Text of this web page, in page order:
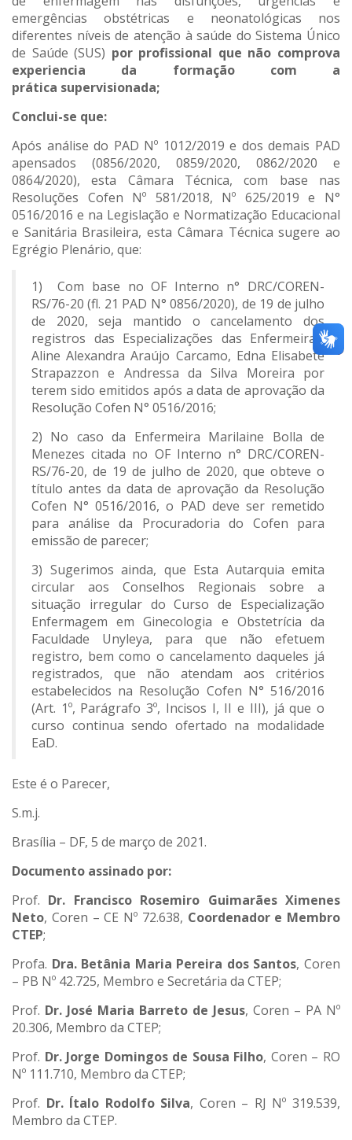
emergências obstétricas e neonatológicas nos
diferentes níveis de atenção à saúde do Sistema Único
de Saúde (SUS) por profissional que não comprova
experiencia da formação com a
prática supervisionada;
Conclui-se que:
Após análise do PAD Nº 1012/2019 e dos demais PAD
apensados (0856/2020, 0859/2020, 0862/2020 e
0864/2020), esta Câmara Técnica, com base nas
Resoluções Cofen Nº 581/2018, Nº 625/2019 e N°
0516/2016 e na Legislação e Normatização Educacional
e Sanitária Brasileira, esta Câmara Técnica sugere ao
Egrégio Plenário, que:
1) Com base no OF Interno n° DRC/COREN-
RS/76-20 (fl. 21 PAD N° 0856/2020), de 19 de julho
de 2020, seja mantido o cancelamento dos
registros das Especializações das Enfermeiras:
Aline Alexandra Araújo Carcamo, Edna Elisabete
Strapazzon e Andressa da Silva Moreira por
terem sido emitidos após a data de aprovação da
Resolução Cofen N° 0516/2016;
2) No caso da Enfermeira Marilaine Bolla de
Menezes citada no OF Interno n° DRC/COREN-
RS/76-20, de 19 de julho de 2020, que obteve o
título antes da data de aprovação da Resolução
Cofen N° 0516/2016, o PAD deve ser remetido
para análise da Procuradoria do Cofen para
emissão de parecer;
3) Sugerimos ainda, que Esta Autarquia emita
circular aos Conselhos Regionais sobre a
situação irregular do Curso de Especialização
Enfermagem em Ginecologia e Obstetrícia da
Faculdade Unyleya, para que não efetuem
registro, bem como o cancelamento daqueles já
registrados, que não atendam aos critérios
estabelecidos na Resolução Cofen N° 516/2016
(Art. 1º, Parágrafo 3º, Incisos I, II e III), já que o
curso continua sendo ofertado na modalidade
EaD.
Este é o Parecer,
S.m.j.
Brasília – DF, 5 de março de 2021.
Documento assinado por:
Prof. Dr. Francisco Rosemiro Guimarães Ximenes
Neto, Coren – CE Nº 72.638, Coordenador e Membro
CTEP;
Profa. Dra. Betânia Maria Pereira dos Santos, Coren
– PB Nº 42.725, Membro e Secretária da CTEP;
Prof. Dr. José Maria Barreto de Jesus, Coren – PA Nº
20.306, Membro da CTEP;
Prof. Dr. Jorge Domingos de Sousa Filho, Coren – RO
Nº 111.710, Membro da CTEP;
Prof. Dr. Ítalo Rodolfo Silva, Coren – RJ Nº 319.539,
Membro da CTEP.